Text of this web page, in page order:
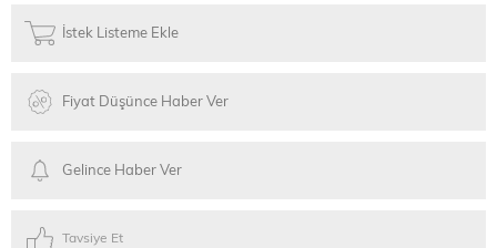
İstek Listeme Ekle
Fiyat Düşünce Haber Ver
Gelince Haber Ver
Tavsiye Et